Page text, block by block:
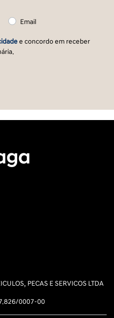
Email
e concordo em receber
PECAS E SERVICOS LTDA
0007-00